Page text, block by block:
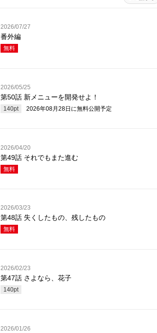
2026/07/27
番外編
無料
2026/05/25
第50話 新メニューを開発せよ！
140pt 2026年08月28日 に無料公開予定
2026/04/20
第49話 それでもまた進む
無料
2026/03/23
第48話 失くしたもの、残したもの
無料
2026/02/23
第47話 さよなら、花子
140pt
2026/01/26